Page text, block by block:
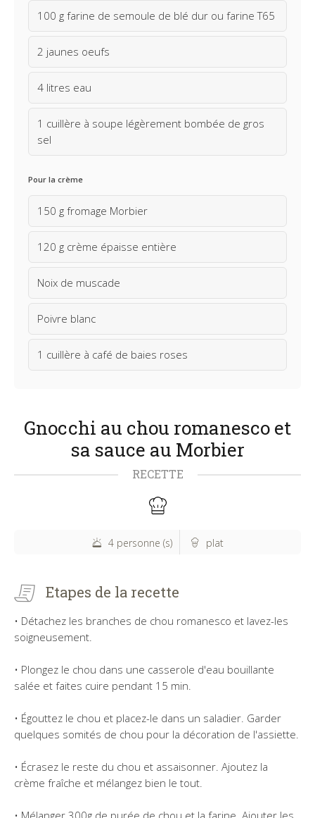
100 g farine de semoule de blé dur ou farine T65
2 jaunes oeufs
4 litres eau
1 cuillère à soupe légèrement bombée de gros
sel
Pour la crème
150 g fromage Morbier
120 g crème épaisse entière
Noix de muscade
Poivre blanc
1 cuillère à café de baies roses
Gnocchi au chou romanesco et
sa sauce au Morbier
RECETTE
4 personne (s) plat
Etapes de la recette
• Détachez les branches de chou romanesco et lavez-les
soigneusement.
• Plongez le chou dans une casserole d'eau bouillante
salée et faites cuire pendant 15 min.
• Égouttez le chou et placez-le dans un saladier. Garder
quelques somités de chou pour la décoration de l'assiette.
• Écrasez le reste du chou et assaisonner. Ajoutez la
crème fraîche et mélangez bien le tout.
• Mélanger 300g de purée de chou et la farine. Ajouter les